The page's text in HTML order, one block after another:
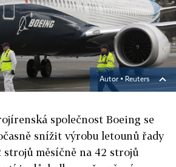
Autor ▪ Reuters
společnost Boeing se
snížit výrobu letounů řady
strojů měsíčně na 42 strojů